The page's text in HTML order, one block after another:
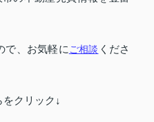
で、お気軽に ご相談 くださ
クリック↓